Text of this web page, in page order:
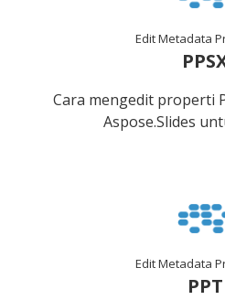
Edit Metadata
Cara mengedit properti
Aspose.Slides
Edit Metadata
PPT